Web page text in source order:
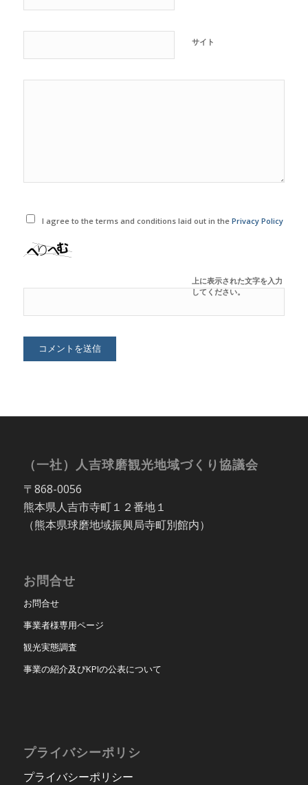
サイト
I agree to the terms and conditions laid out in thePrivacy Policy
上に表示された文字を入力
してください。
（一社）人吉球磨観光地域づくり協議会
〒868-0056
熊本県人吉市寺町１２番地１
（熊本県球磨地域振興局寺町別館内）
お問合せ
お問合せ
事業者様専用ページ
観光実態調査
事業の紹介及びKPIの公表について
プライバシーポリシ
プライバシーポリシー